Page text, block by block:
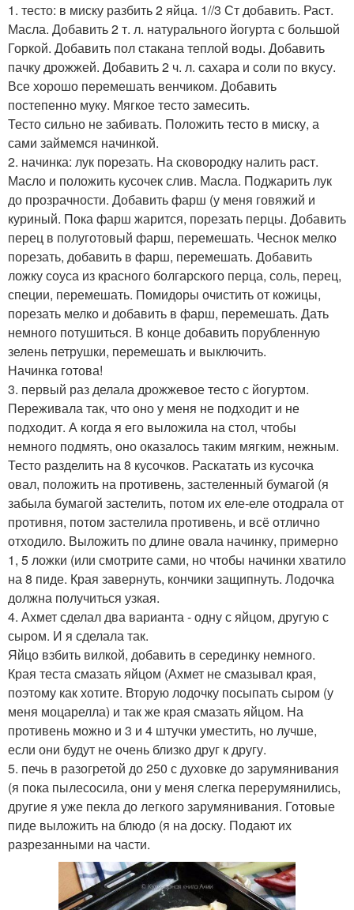
1. тесто: в миску разбить 2 яйца. 1//3 Ст добавить. Раст.
Масла. Добавить 2 т. л. натурального йогурта с большой
Горкой. Добавить пол стакана теплой воды. Добавить
пачку дрожжей. Добавить 2 ч. л. сахара и соли по вкусу.
Все хорошо перемешать венчиком. Добавить
постепенно муку. Мягкое тесто замесить.
Тесто сильно не забивать. Положить тесто в миску, а
сами займемся начинкой.
2. начинка: лук порезать. На сковородку налить раст.
Масло и положить кусочек слив. Масла. Поджарить лук
до прозрачности. Добавить фарш (у меня говяжий и
куриный. Пока фарш жарится, порезать перцы. Добавить
перец в полуготовый фарш, перемешать. Чеснок мелко
порезать, добавить в фарш, перемешать. Добавить
ложку соуса из красного болгарского перца, соль, перец,
специи, перемешать. Помидоры очистить от кожицы,
порезать мелко и добавить в фарш, перемешать. Дать
немного потушиться. В конце добавить порубленную
зелень петрушки, перемешать и выключить.
Начинка готова!
3. первый раз делала дрожжевое тесто с йогуртом.
Переживала так, что оно у меня не подходит и не
подходит. А когда я его выложила на стол, чтобы
немного подмять, оно оказалось таким мягким, нежным.
Тесто разделить на 8 кусочков. Раскатать из кусочка
овал, положить на противень, застеленный бумагой (я
забыла бумагой застелить, потом их еле-еле отодрала от
противня, потом застелила противень, и всё отлично
отходило. Выложить по длине овала начинку, примерно
1, 5 ложки (или смотрите сами, но чтобы начинки хватило
на 8 пиде. Края завернуть, кончики защипнуть. Лодочка
должна получиться узкая.
4. Ахмет сделал два варианта - одну с яйцом, другую с
сыром. И я сделала так.
Яйцо взбить вилкой, добавить в серединку немного.
Края теста смазать яйцом (Ахмет не смазывал края,
поэтому как хотите. Вторую лодочку посыпать сыром (у
меня моцарелла) и так же края смазать яйцом. На
противень можно и 3 и 4 штучки уместить, но лучше,
если они будут не очень близко друг к другу.
5. печь в разогретой до 250 с духовке до зарумянивания
(я пока пылесосила, они у меня слегка перерумянились,
другие я уже пекла до легкого зарумянивания. Готовые
пиде выложить на блюдо (я на доску. Подают их
разрезанными на части.